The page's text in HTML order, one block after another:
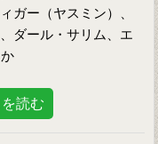
ガー（ヤスミン）、
ダール・サリム、エ
読む